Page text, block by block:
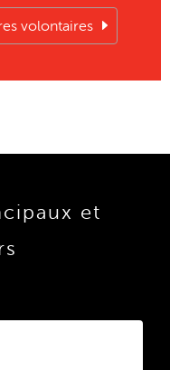
volontaires
et